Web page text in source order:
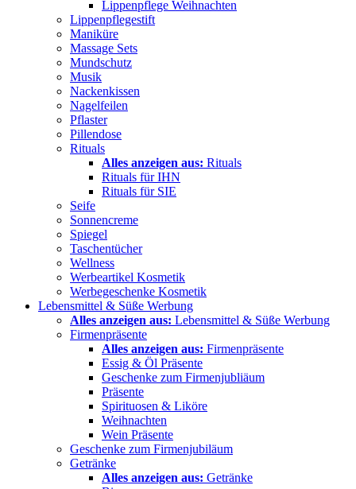
Lippenpflege Weihnachten
Lippenpflegestift
Maniküre
Massage Sets
Mundschutz
Musik
Nackenkissen
Nagelfeilen
Pflaster
Pillendose
Rituals
Alles anzeigen aus: Rituals
Rituals für IHN
Rituals für SIE
Seife
Sonnencreme
Spiegel
Taschentücher
Wellness
Werbeartikel Kosmetik
Werbegeschenke Kosmetik
Lebensmittel & Süße Werbung
Alles anzeigen aus: Lebensmittel & Süße Werbung
Firmenpräsente
Alles anzeigen aus: Firmenpräsente
Essig & Öl Präsente
Geschenke zum Firmenjubliäum
Präsente
Spirituosen & Liköre
Weihnachten
Wein Präsente
Geschenke zum Firmenjubiläum
Getränke
Alles anzeigen aus: Getränke